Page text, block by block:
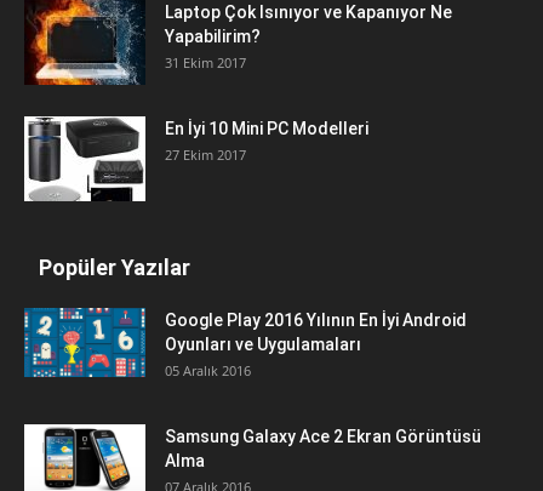
Laptop Çok Isınıyor ve Kapanıyor Ne
Yapabilirim?
31 Ekim 2017
En İyi 10 Mini PC Modelleri
27 Ekim 2017
Popüler Yazılar
Google Play 2016 Yılının En İyi Android
Oyunları ve Uygulamaları
05 Aralık 2016
Samsung Galaxy Ace 2 Ekran Görüntüsü
Alma
07 Aralık 2016